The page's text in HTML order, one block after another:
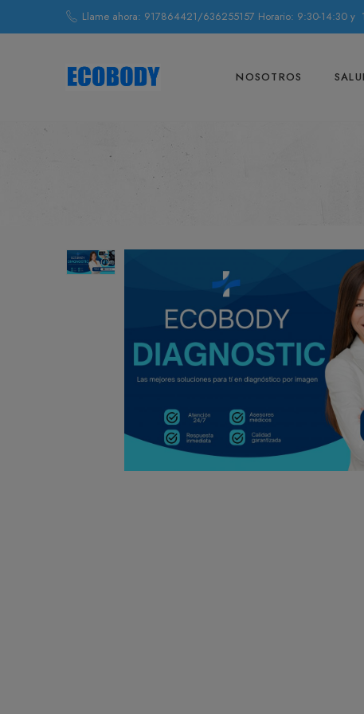
Llame ahora: 917864421/636255157 Horario: 9:30-14:30 y
NOSOTROS